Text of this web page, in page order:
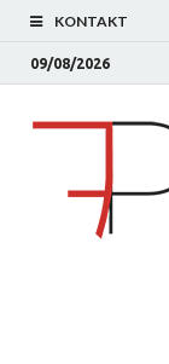
KONTAKT
09/08/2026